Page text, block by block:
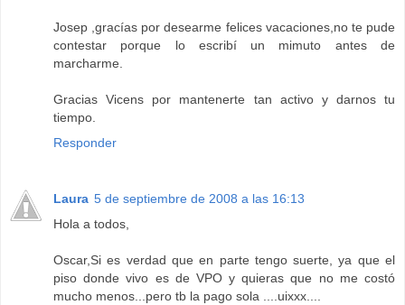
Josep ,gracías por desearme felices vacaciones,no te pude
contestar porque lo escribí un mimuto antes de
marcharme.
Gracias Vicens por mantenerte tan activo y darnos tu
tiempo.
Responder
Laura 5 de septiembre de 2008 a las 16:13
Hola a todos,
Oscar,Si es verdad que en parte tengo suerte, ya que el
piso donde vivo es de VPO y quieras que no me costó
mucho menos...pero tb la pago sola ....uixxx....